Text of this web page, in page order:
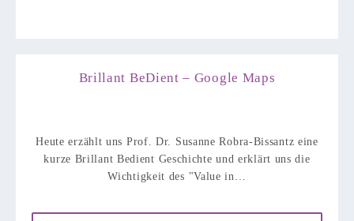
Brillant BeDient – Google Maps
Heute erzählt uns Prof. Dr. Susanne Robra-Bissantz eine
kurze Brillant Bedient Geschichte und erklärt uns die
Wichtigkeit des "Value in…